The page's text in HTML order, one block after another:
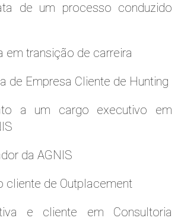
de um processo conduzido
em transição de carreira
de Empresa Cliente de Hunting
a um cargo executivo em
da AGNIS
cliente de Outplacement
e cliente em Consultoria